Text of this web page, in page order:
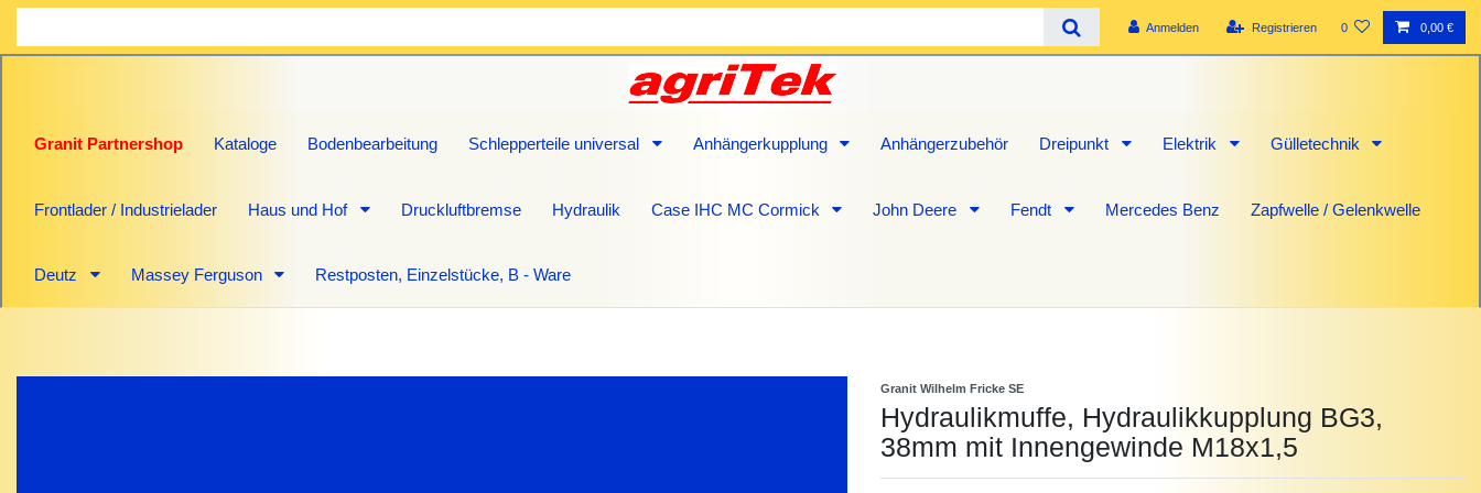
Anmelden Registrieren 0 0,00 €
Granit Partnershop Kataloge Bodenbearbeitung Schlepperteile universal Anhängerkupplung Anhängerzubehör Dreipunkt Elektrik Gülletechnik
Frontlader / Industrielader Haus und Hof Druckluftbremse Hydraulik Case IHC MC Cormick John Deere Fendt Mercedes Benz Zapfwelle / Gelenkwelle
Deutz Massey Ferguson Restposten, Einzelstücke, B - Ware
Granit Wilhelm Fricke SE
Hydraulikmuffe, Hydraulikkupplung BG3,
38mm mit Innengewinde M18x1,5